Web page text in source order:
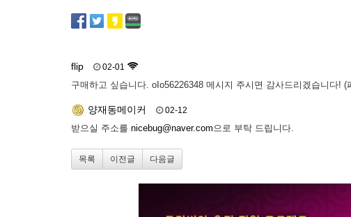
flip 02-01
구매하고 싶습니다. oIo56226348 메시지 주시면 감사드리겠습니다!
양재동메이커 02-12
받으실 주소를 nicebug@naver.com으로 부탁 드립니다.
목록 이전글 다음글